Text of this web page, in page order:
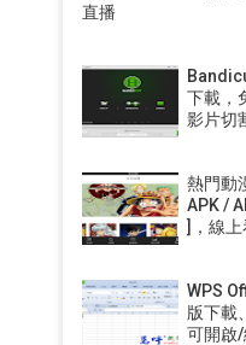
直播
下載，
影片切
熱門動
APK /
]，線
WPS
版下載
可開啟/